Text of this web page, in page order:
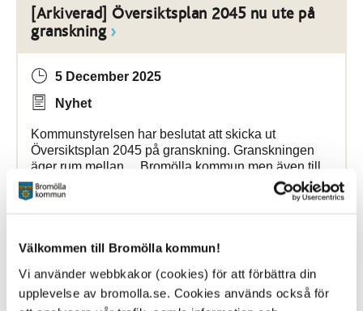
Välkommen till Bromölla kommun!
Vi använder webbkakor (cookies) för att förbättra din
upplevelse av bromolla.se. Cookies används också för
[Arkiverad] Översiktsplan 2045 nu ute på
granskning
5 December 2025
Nyhet
Kommunstyrelsen har beslutat att skicka ut
Översiktsplan 2045 på granskning. Granskningen
äger rum mellan ... Bromölla kommun men även till
myndigheter,
och andra kommuner.
[Arkiverad] En vecka fri från våld